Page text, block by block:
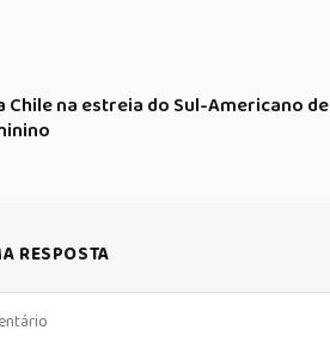
Chile na estreia do Sul-Americano de
RESPOSTA